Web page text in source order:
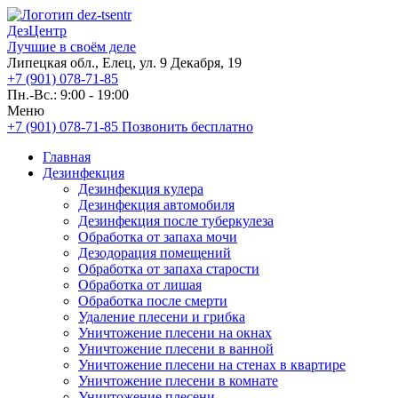
ДезЦентр
Лучшие в своём деле
Липецкая обл., Елец, ул. 9 Декабря, 19
+7 (901) 078-71-85
Пн.-Вс.: 9:00 - 19:00
Меню
+7 (901) 078-71-85 Позвонить бесплатно
Главная
Дезинфекция
Дезинфекция кулера
Дезинфекция автомобиля
Дезинфекция после туберкулеза
Обработка от запаха мочи
Дезодорация помещений
Обработка от запаха старости
Обработка от лишая
Обработка после смерти
Удаление плесени и грибка
Уничтожение плесени на окнах
Уничтожение плесени в ванной
Уничтожение плесени на стенах в квартире
Уничтожение плесени в комнате